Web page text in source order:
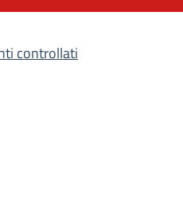
controllati